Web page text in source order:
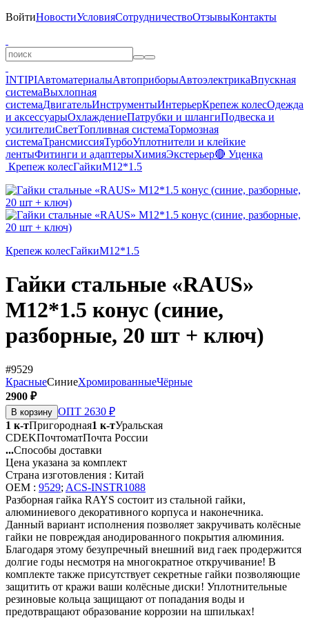
ВойтиНовостиУсловияСотрудничествоОтзывыКонтакты
INTIPIАвтоматериалыАвтоприборыАвтоэлектрикаВпускная
системаВыхлопная
системаДвигательИнструментыИнтерьерКрепеж колесОдежда
и аксессуарыОхлаждениеПатрубки и шлангиПодвеска и
усилителиСветТопливная системаТормозная
системаТрансмиссияТурбоУплотнители и клейкие
лентыФитинги и адаптерыХимияЭкстерьер🔴 Уценка
Крепеж колесГайкиM12*1.5
Крепеж колесГайкиM12*1.5
Гайки стальные «RAUS»
М12*1.5 конус (синие,
разборные, 20 шт + ключ)
#9529
КрасныеСиниеХромированныеЧёрные
2900 ₽
В корзину ОПТ 2630 ₽
1 к-тПригородная1 к-тУральская
CDEKПочтоматПочта России
...Способы доставки
Цена указана за комплект
Страна изготовления : Китай
OEM : 9529; ACS-INSTR1088
Разборная гайка RAYS состоит из стальной гайки,
алюминиевого декоративного корпуса и наконечника.
Данный вариант исполнения позволяет закручивать колёсные
гайки не повреждая анодированного покрытия алюминия.
Благодаря этому безупречный внешний вид гаек продержится
долгие годы несмотря на многократное откручивание! В
комплекте также присутствует секретные гайки позволяющие
защитить от кражи ваши колёсные диски! Уплотнительные
резиновые кольца защищают от попадания воды и
предотвращают образование коррозии на шпильках!